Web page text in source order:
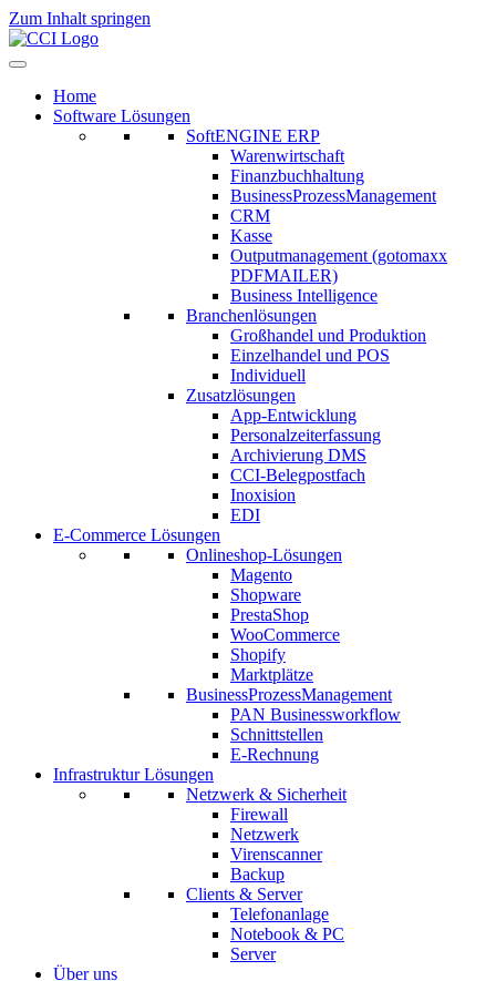
Zum Inhalt springen
Home
Software Lösungen
SoftENGINE ERP
Warenwirtschaft
Finanzbuchhaltung
BusinessProzessManagement
CRM
Kasse
Outputmanagement (gotomaxx
PDFMAILER)
Business Intelligence
Branchenlösungen
Großhandel und Produktion
Einzelhandel und POS
Individuell
Zusatzlösungen
App-Entwicklung
Personalzeiterfassung
Archivierung DMS
CCI-Belegpostfach
Inoxision
EDI
E-Commerce Lösungen
Onlineshop-Lösungen
Magento
Shopware
PrestaShop
WooCommerce
Shopify
Marktplätze
BusinessProzessManagement
PAN Businessworkflow
Schnittstellen
E-Rechnung
Infrastruktur Lösungen
Netzwerk & Sicherheit
Firewall
Netzwerk
Virenscanner
Backup
Clients & Server
Telefonanlage
Notebook & PC
Server
Über uns